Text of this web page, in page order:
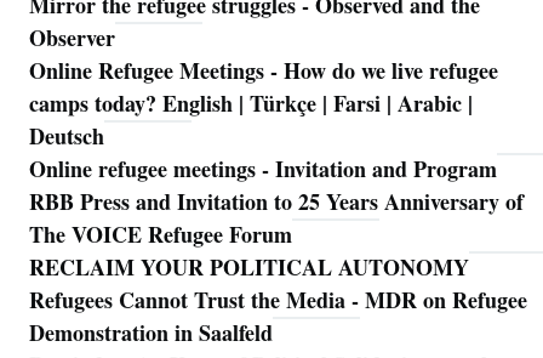
Observer
Online Refugee Meetings - How do we live refugee
camps today? English | Türkçe | Farsi | Arabic |
Deutsch
Online refugee meetings - Invitation and Program
RBB Press and Invitation to 25 Years Anniversary of
The VOICE Refugee Forum
RECLAIM YOUR POLITICAL AUTONOMY
Refugees Cannot Trust the Media - MDR on Refugee
Demonstration in Saalfeld